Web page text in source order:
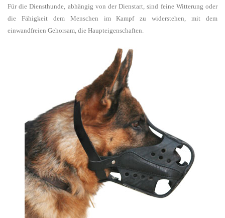
Für die Diensthunde, abhängig von der Dienstart, sind feine Witterung oder
die Fähigkeit dem Menschen im Kampf zu widerstehen, mit dem
einwandfreien Gehorsam, die Haupteigenschaften.